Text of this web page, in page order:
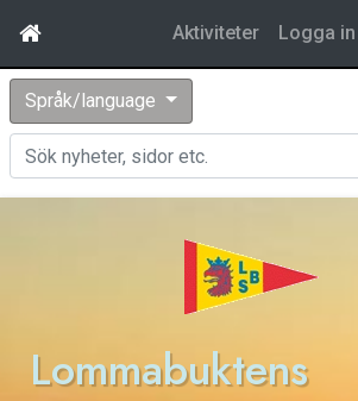
Aktiviteter Logga in
Språk/language
Lommabuktens